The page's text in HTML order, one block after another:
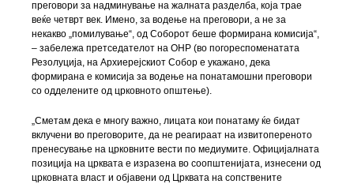
преговори за надминување на жалната разделба, која трае
веќе четврт век. Имено, за водење на преговори, а не за
некакво „помилување“, од Соборот беше формирана комисија“,
– забележа претседателот на ОНР (во погореспоменатата
Резолуција, на Архиерејскиот Собор е укажано, дека
формирана е комисија за водење на понатамошни преговори
со одделените од црковното општење).
„Сметам дека е многу важно, лицата кои понатаму ќе бидат
вклучени во преговорите, да не реагираат на извитопереното
пренесување на црковните вести по медиумите. Официјалната
позиција на црквата е изразена во соопштенијата, изнесени од
црковната власт и објавени од Црквата на сопствените